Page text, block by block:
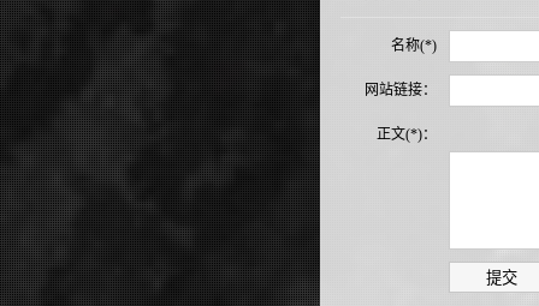
名称(*)
网站链接：
正文(*)：